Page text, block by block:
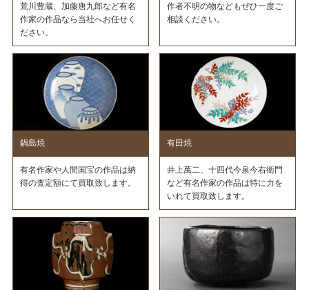
荒川豊蔵、加藤唐九郎など有名
作家の作品なら当社へお任せく
ださい。
作者不明の物などもぜひ一度ご
相談ください。
鍋島焼
有名作家や人間国宝の作品は納
得の査定額にて買取致します。
有田焼
井上萬二、十四代今泉今右衛門
など有名作家の作品は特に力を
いれて買取致します。